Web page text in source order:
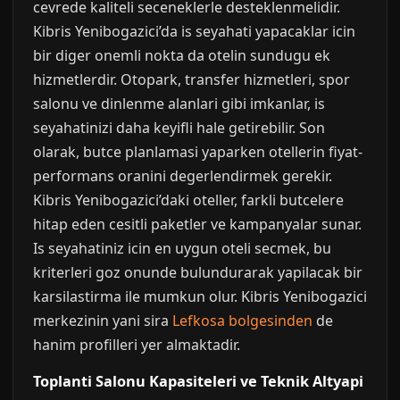
cevrede kaliteli seceneklerle desteklenmelidir.
Kibris Yenibogazici’da is seyahati yapacaklar icin
bir diger onemli nokta da otelin sundugu ek
hizmetlerdir. Otopark, transfer hizmetleri, spor
salonu ve dinlenme alanlari gibi imkanlar, is
seyahatinizi daha keyifli hale getirebilir. Son
olarak, butce planlamasi yaparken otellerin fiyat-
performans oranini degerlendirmek gerekir.
Kibris Yenibogazici’daki oteller, farkli butcelere
hitap eden cesitli paketler ve kampanyalar sunar.
Is seyahatiniz icin en uygun oteli secmek, bu
kriterleri goz onunde bulundurarak yapilacak bir
karsilastirma ile mumkun olur. Kibris Yenibogazici
merkezinin yani sira Lefkosa bolgesinden de
hanim profilleri yer almaktadir.
Toplanti Salonu Kapasiteleri ve Teknik Altyapi